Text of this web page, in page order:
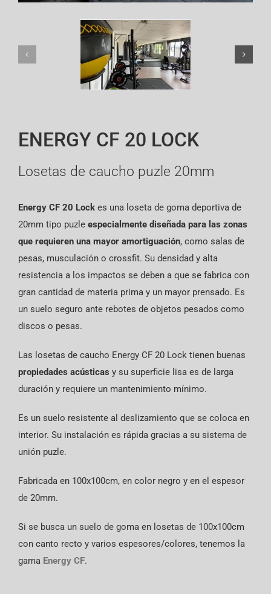
ENERGY CF 20 LOCK
Losetas de caucho puzle 20mm
Energy CF 20 Lockes una loseta de goma deportiva de
20mm tipo puzle especialmente diseñada para las zonas
que requieren una mayor amortiguación, como salas de
pesas, musculación o crossfit. Su densidad y alta
resistencia a los impactos se deben a que se fabrica con
gran cantidad de materia prima y un mayor prensado. Es
un suelo seguro ante rebotes de objetos pesados como
discos o pesas.
Las losetas de caucho Energy CF 20 Lock tienen buenas
propiedades acústicas y su superficie lisa es de larga
duración y requiere un mantenimiento mínimo.
Es un suelo resistente al deslizamiento que se coloca en
interior. Su instalación es rápida gracias a su sistema de
unión puzle.
Fabricada en 100x100cm, en color negro y en el espesor
de 20mm.
Si se busca un suelo de goma en losetas de 100x100cm
con canto recto y varios espesores/colores, tenemos la
gama Energy CF.